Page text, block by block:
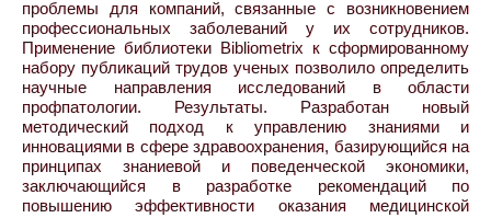
проблемы для компаний, связанные с возникновением
профессиональных заболеваний у их сотрудников.
Применение библиотеки Bibliometrix к сформированному
набору публикаций трудов ученых позволило определить
научные направления исследований в области
профпатологии. Результаты. Разработан новый
методический подход к управлению знаниями и
инновациями в сфере здравоохранения, базирующийся на
принципах знаниевой и поведенческой экономики,
заключающийся в разработке рекомендаций по
повышению эффективности оказания медицинской